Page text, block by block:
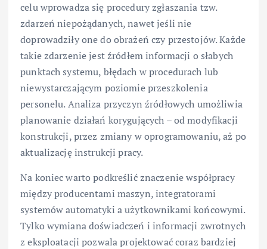
celu wprowadza się procedury zgłaszania tzw.
zdarzeń niepożądanych, nawet jeśli nie
doprowadziły one do obrażeń czy przestojów. Każde
takie zdarzenie jest źródłem informacji o słabych
punktach systemu, błędach w procedurach lub
niewystarczającym poziomie przeszkolenia
personelu. Analiza przyczyn źródłowych umożliwia
planowanie działań korygujących – od modyfikacji
konstrukcji, przez zmiany w oprogramowaniu, aż po
aktualizację instrukcji pracy.
Na koniec warto podkreślić znaczenie współpracy
między producentami maszyn, integratorami
systemów automatyki a użytkownikami końcowymi.
Tylko wymiana doświadczeń i informacji zwrotnych
z eksploatacji pozwala projektować coraz bardziej